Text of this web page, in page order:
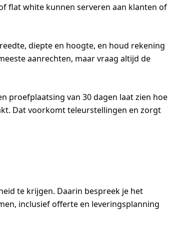
flat white kunnen serveren aan klanten of
diepte en hoogte, en houd rekening
aanrechten, maar vraag altijd de
proefplaatsing van 30 dagen laat zien hoe
Dat voorkomt teleurstellingen en zorgt
te krijgen. Daarin bespreek je het
inclusief offerte en leveringsplanning